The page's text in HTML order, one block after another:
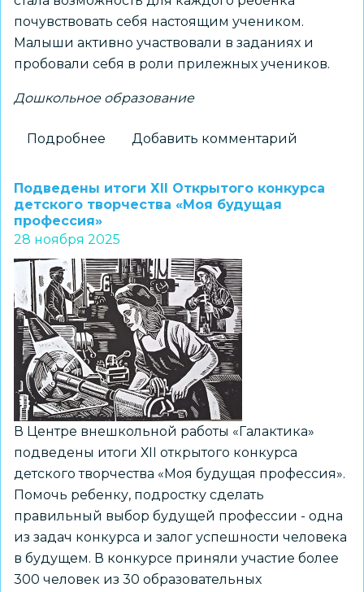
почувствовать себя настоящим учеником.
Малыши активно участвовали в заданиях и
пробовали себя в роли прилежных учеников.
Дошкольное образование
Подробнее
в
дошколята
в
гостях
у
музея
«Родничок»
Добавить комментарий
Подведены итоги ХII Открытого конкурса
детского творчества «Моя будущая
профессия»
28 ноября 2025
В Центре внешкольной работы «Галактика»
подведены итоги ХII открытого конкурса
детского творчества «Моя будущая профессия».
Помочь ребенку, подростку сделать
правильный выбор будущей профессии - одна
из задач конкурса и залог успешности человека
в будущем. В конкурсе приняли участие более
300 человек из 30 образовательных